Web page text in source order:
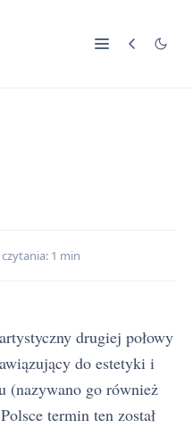
czytania: 1 min
drugiej połowy
do estetyki i
(nazywano go również
termin ten został